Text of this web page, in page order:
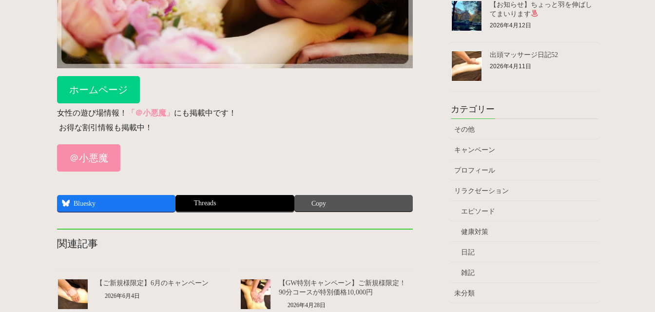
ホームページ
女性の遊び場情報！ 「＠小悪魔」 にも掲載中です！
お得な割引情報も掲載中！
＠小悪魔
Bluesky Threads Copy
関連記事
【ご新規様限定】6月のキャンペーン
2026年6月4日
【GW特別キャンペーン】ご新規様限定！
90分コースが特別価格10,000円
2026年4月28日
【お知らせ】ちょっと羽を伸ばし
てまいります
2026年4月12日
出頭マッサージ日記52
2026年4月11日
カテゴリー
その他
キャンペーン
プロフィール
リラクゼーション
エピソード
健康対策
日記
雑記
未分類